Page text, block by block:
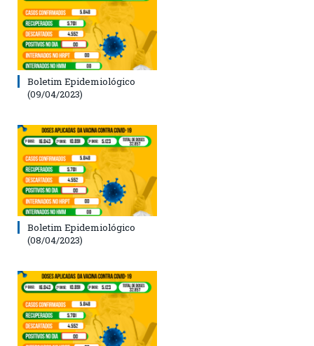
Boletim Epidemiológico
(09/04/2023)
Boletim Epidemiológico
(08/04/2023)